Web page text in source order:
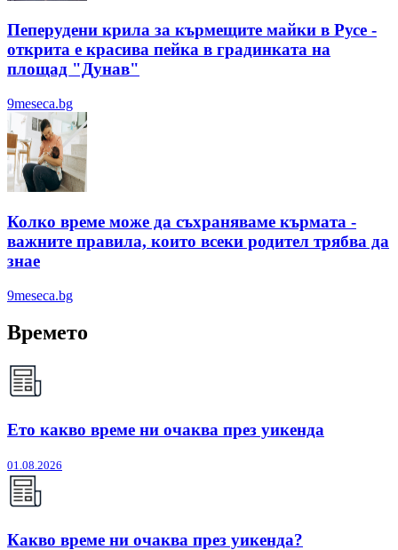
Пеперудени крила за кърмещите майки в Русе -
открита е красива пейка в градинката на
площад "Дунав"
9meseca.bg
Колко време може да съхраняваме кърмата -
важните правила, които всеки родител трябва да
знае
9meseca.bg
Времето
Ето какво време ни очаква през уикенда
01.08.2026
Какво време ни очаква през уикенда?